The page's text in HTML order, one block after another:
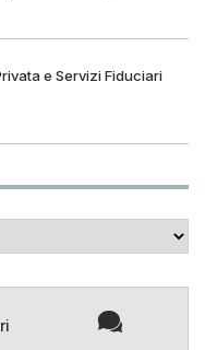
e Servizi Fiduciari